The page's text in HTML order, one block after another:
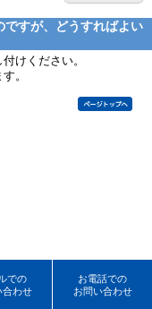
ですが、どうすればよい
けください。
。
での
合わせ
お電話での
お問い合わせ